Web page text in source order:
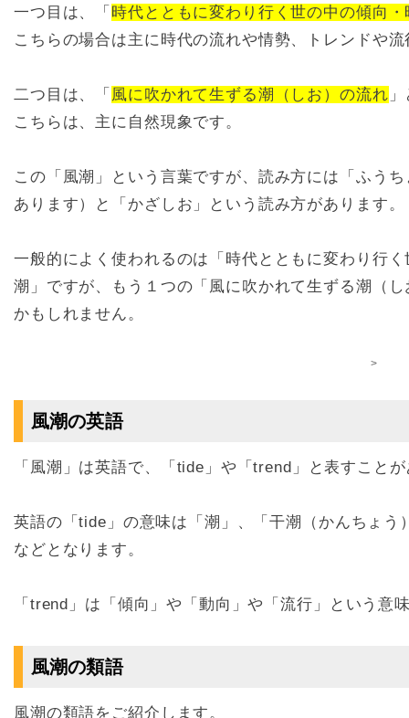
一つ目は、「 時代とともに変わり行く世の中の傾向・
こちらの場合は主に時代の流れや情勢、トレンドや
二つ目は、「 風に吹かれて生ずる潮（しお）の流れ
こちらは、主に自然現象です。
この「風潮」という言葉ですが、読み方には「ふう
あります）と「かざしお」という読み方があります。
一般的によく使われるのは「 時代とともに変わり行
潮」ですが、もう１つの「 風に吹かれて生ずる潮（
かもしれません。
>
風潮の英語
「風潮」は英語で、「tide」や「trend」と表すこと
英語の「tide」の意味は「潮」、「干潮（かんちょ
などとなります。
「trend」は「傾向」や「動向」や「流行」という意
風潮の類語
風潮の類語をご紹介します。